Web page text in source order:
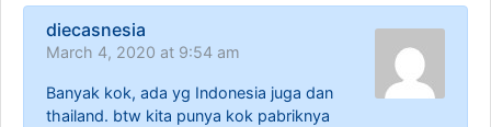
diecasnesia
March 4, 2020 at 9:54 am
Banyak kok, ada yg Indonesia juga dan
thailand. btw kita punya kok pabriknya